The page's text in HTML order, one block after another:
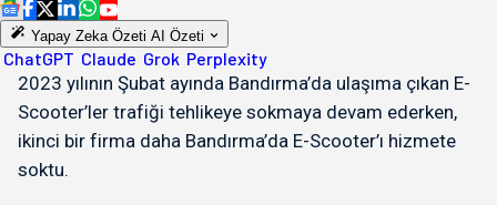
Yapay Zeka Özeti AI Özeti
ChatGPT Claude Grok Perplexity
2023 yılının Şubat ayında Bandırma’da ulaşıma çıkan E-
Scooter’ler trafiği tehlikeye sokmaya devam ederken,
ikinci bir firma daha Bandırma’da E-Scooter’ı hizmete
soktu.